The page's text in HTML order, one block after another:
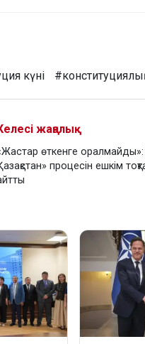
күні
жаңалық
өткенге оралмайды»:
процесін ешкім